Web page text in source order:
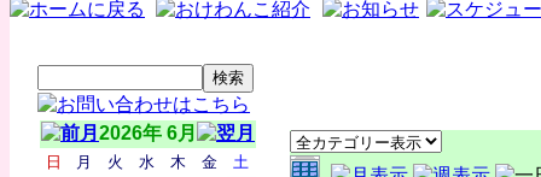
2026年 6月
日 月 火 水 木 金
土